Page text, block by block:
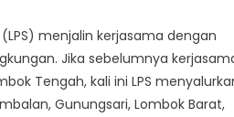
menjalin kerjasama dengan
Jika sebelumnya
Tengah, kali ini LPS
Gunungsari, Lombok Barat,